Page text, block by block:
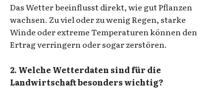
Das Wetter beeinflusst direkt, wie gut Pflanzen
wachsen. Zu viel oder zu wenig Regen, starke
Winde oder extreme Temperaturen können den
Ertrag verringern oder sogar zerstören.
2. Welche Wetterdaten sind für die
Landwirtschaft besonders wichtig?